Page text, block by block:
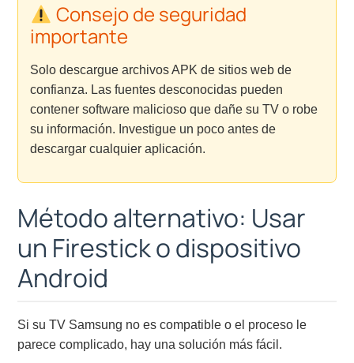
Consejo de seguridad
importante
Solo descargue archivos APK de sitios web de
confianza. Las fuentes desconocidas pueden
contener software malicioso que dañe su TV o robe
su información. Investigue un poco antes de
descargar cualquier aplicación.
Método alternativo: Usar
un Firestick o dispositivo
Android
Si su TV Samsung no es compatible o el proceso le
parece complicado, hay una solución más fácil.